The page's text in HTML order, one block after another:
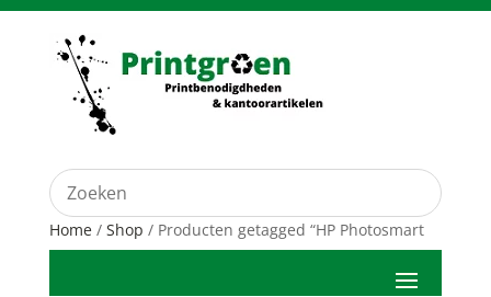
Home/ Shop / Producten getagged “HP Photosmart